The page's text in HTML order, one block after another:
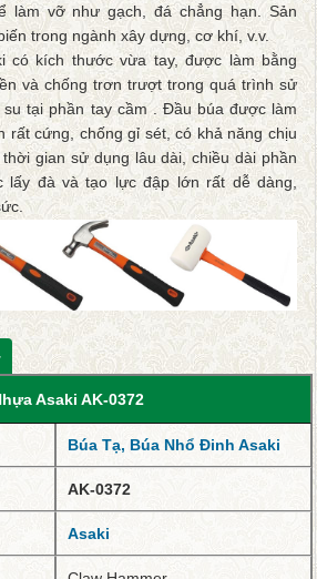
làm vỡ như gạch, đá chẳng hạn. Sản
trong ngành xây dựng, cơ khí, v.v.
có kích thước vừa tay, được làm bằng
và chống trơn trượt trong quá trình sử
tại phần tay cầm . Đầu búa được làm
rất cứng, chống gỉ sét, có khả năng chịu
gian sử dụng lâu dài, chiều dài phần
lấy đà và tạo lực đập lớn rất dễ dàng,
Asaki AK-0372
Búa Tạ, Búa Nhổ Đinh Asaki
AK-0372
Asaki